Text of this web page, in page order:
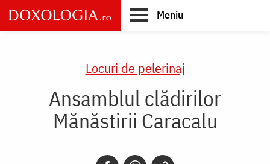
Skip
to
main
Meniu
Locuri de pelerinaj
Ansamblul clădirilor
Mănăstirii Caracalu